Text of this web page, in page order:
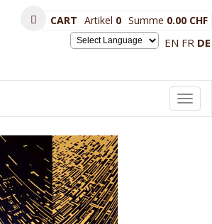
EN FR DE
CART Artikel 0 Summe 0.00 CHF